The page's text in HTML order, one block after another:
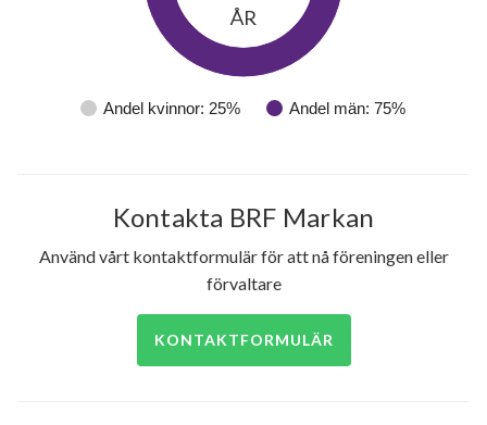
Andel kvinnor: 25% Andel män: 75%
ÅR
Kontakta BRF Markan
Använd vårt kontaktformulär för att nå föreningen eller
förvaltare
KONTAKTFORMULÄR